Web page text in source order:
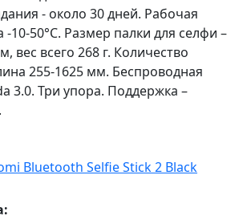
- около 30 дней. Рабочая
-10-50°С. Размер палки для селфи –
вес всего 268 г. Количество
255-1625 мм. Беспроводная
3.0. Три упора. Поддержка –
Bluetooth Selfie Stick 2 Black